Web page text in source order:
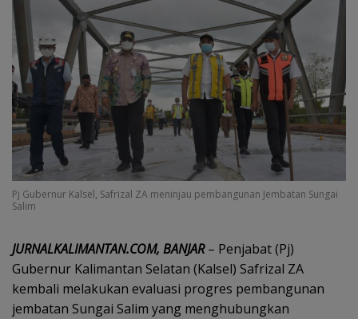
Pj Gubernur Kalsel, Safrizal ZA meninjau pembangunan Jembatan Sungai
Salim
JURNALKALIMANTAN.COM, BANJAR– Penjabat (Pj)
Gubernur Kalimantan Selatan (Kalsel) Safrizal ZA
kembali melakukan evaluasi progres pembangunan
jembatan Sungai Salim yang menghubungkan